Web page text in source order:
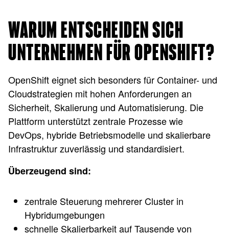
WARUM ENTSCHEIDEN SICH
UNTERNEHMEN FÜR OPENSHIFT?
OpenShift eignet sich besonders für Container- und
Cloudstrategien mit hohen Anforderungen an
Sicherheit, Skalierung und Automatisierung. Die
Plattform unterstützt zentrale Prozesse wie
DevOps, hybride Betriebsmodelle und skalierbare
Infrastruktur zuverlässig und standardisiert.
Überzeugend sind:
zentrale Steuerung mehrerer Cluster in
Hybridumgebungen
schnelle Skalierbarkeit auf Tausende von